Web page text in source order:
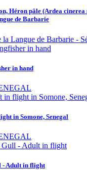
Héron pâle (Ardea cinerea
de Barbarie
la Langue de Barbarie -
in hand
in Somone, Senegal
- Adult in flight